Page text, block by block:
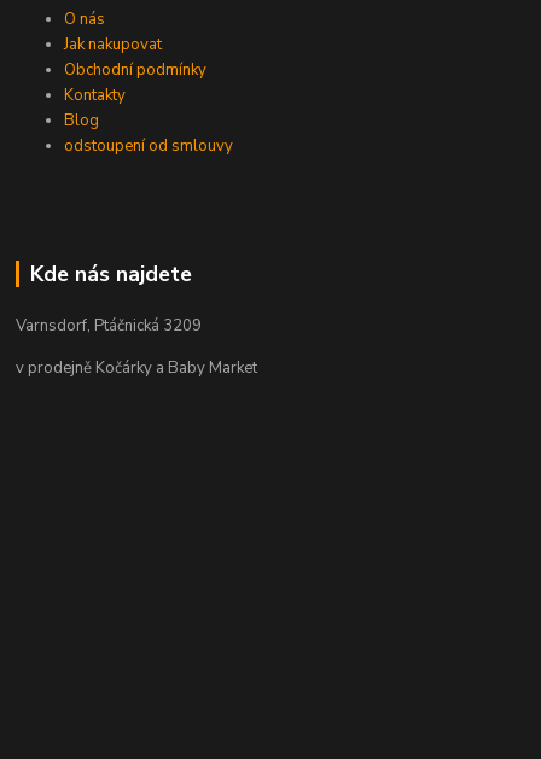
O nás
Jak nakupovat
Obchodní podmínky
Kontakty
Blog
odstoupení od smlouvy
Kde nás najdete
Varnsdorf, Ptáčnická 3209
v prodejně Kočárky a Baby Market